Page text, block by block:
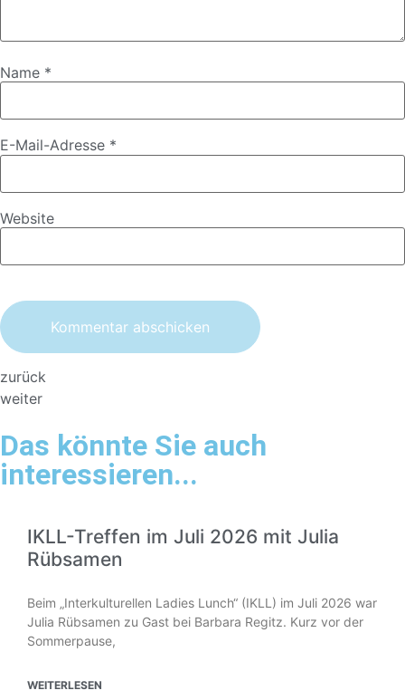
Name *
E-Mail-Adresse *
Website
zurück
weiter
Das könnte Sie auch
interessieren...
IKLL-Treffen im Juli 2026 mit Julia
Rübsamen
Beim „Interkulturellen Ladies Lunch“ (IKLL) im Juli 2026 war
Julia Rübsamen zu Gast bei Barbara Regitz. Kurz vor der
Sommerpause,
WEITERLESEN